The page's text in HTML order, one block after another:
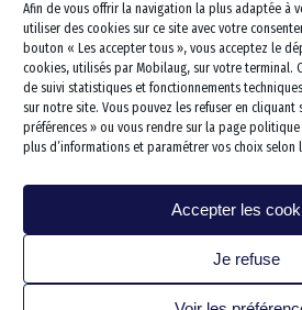
Afin de vous offrir la navigation la plus adaptée à
utiliser des cookies sur ce site avec votre
bouton « Les accepter tous », vous acceptez le
cookies, utilisés par Mobilaug, sur votre terminal.
de suivi statistiques et fonctionnements
sur notre site. Vous pouvez les refuser en cliquant
préférences » ou vous rendre sur la page
plus d’informations et paramétrer vos choix selon
Accepter les
Je refuse
LES CONSEILS DE